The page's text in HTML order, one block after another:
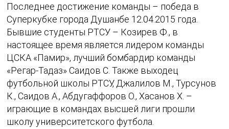
Последнее достижение команды – победа в
Суперкубке города Душанбе 12.04.2015 года.
Бывшие студенты РТСУ – Козирев Ф., в
настоящее время является лидером команды
ЦСКА «Памир», лучший бомбардир команды
«Регар-Тадаз» Саидов С. Также выходец
футбольной школы РТСУ, Джалилов М., Турсунов
К., Саидов А., Абдугаффоров О., Хасанов Х. –
играющие в командах высшей лиги прошли
школу университетского футбола.